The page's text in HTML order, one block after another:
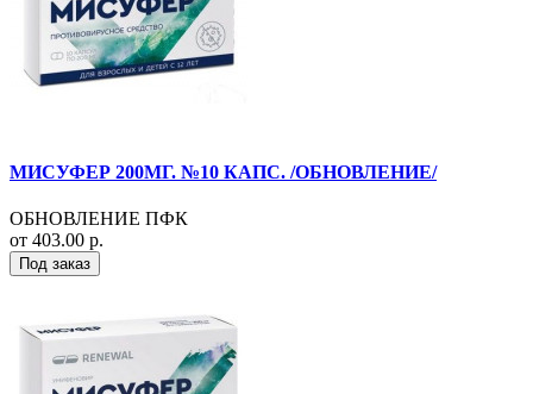
МИСУФЕР 200МГ. №10 КАПС. /ОБНОВЛЕНИЕ/
ОБНОВЛЕНИЕ ПФК
от 403.00 р.
Под заказ